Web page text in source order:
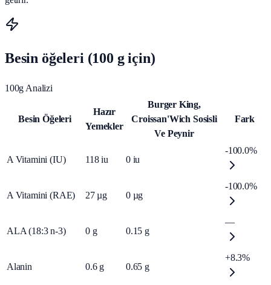
Besin öğeleri (100 g için)
100g Analizi
Besin Öğeleri
Hazır
Yemekler
Burger King,
Croissan'Wich Sosisli
Ve Peynir
Fark
A Vitamini (IU) 118 iu 0 iu
-100.0%
A Vitamini (RAE) 27 µg 0 µg
-100.0%
ALA (18:3 n-3) 0 g 0.15 g
—
Alanin 0.6 g 0.65 g
+8.3%